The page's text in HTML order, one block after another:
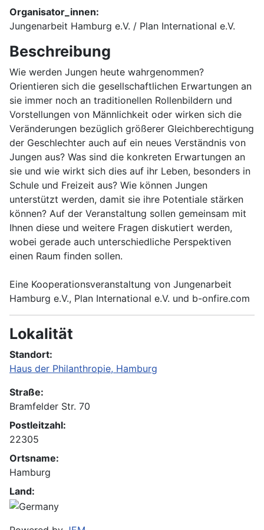
Organisator_innen:
Jungenarbeit Hamburg e.V. / Plan International e.V.
Beschreibung
Wie werden Jungen heute wahrgenommen?
Orientieren sich die gesellschaftlichen Erwartungen an
sie immer noch an traditionellen Rollenbildern und
Vorstellungen von Männlichkeit oder wirken sich die
Veränderungen bezüglich größerer Gleichberechtigung
der Geschlechter auch auf ein neues Verständnis von
Jungen aus? Was sind die konkreten Erwartungen an
sie und wie wirkt sich dies auf ihr Leben, besonders in
Schule und Freizeit aus? Wie können Jungen
unterstützt werden, damit sie ihre Potentiale stärken
können? Auf der Veranstaltung sollen gemeinsam mit
Ihnen diese und weitere Fragen diskutiert werden,
wobei gerade auch unterschiedliche Perspektiven
einen Raum finden sollen.
Eine Kooperationsveranstaltung von Jungenarbeit
Hamburg e.V., Plan International e.V. und b-onfire.com
Lokalität
Standort:
Haus der Philanthropie, Hamburg
Straße:
Bramfelder Str. 70
Postleitzahl:
22305
Ortsname:
Hamburg
Land: